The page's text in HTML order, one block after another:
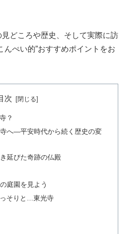
どころや歴史、そして実際に訪
んぺい的”おすすめポイントをお
次
？
へ—平安時代から続く歴史の変
延びた奇跡の仏殿
庭園を見よう
そりと…東光寺